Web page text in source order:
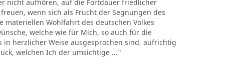
nicht aufhören, auf die Fortdauer friedlicher
wenn sich als Frucht der Segnungen des
Wohlfahrt des deutschen Volkes
welche wie für Mich, so auch für die
in herzlicher Weise ausgesprochen sind, aufrichtig
welchen Ich der umsichtige ..."